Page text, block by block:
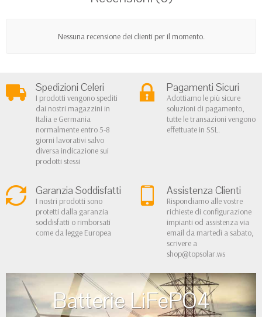
Nessuna recensione dei clienti per il momento.
Spedizioni Celeri
I prodotti vengono spediti
dai nostri magazzini in
Italia e Germania
normalmente entro 5-8
giorni lavorativi salvo
diversa indicazione sui
prodotti stessi
Pagamenti Sicuri
Adottiamo le più sicure
soluzioni di pagamento,
tutte le transazioni vengono
effettuate in SSL.
Garanzia Soddisfatti
I nostri prodotti sono
protetti dalla garanzia
soddisfatti o rimborsati
come da legge Europea
Assistenza Clienti
Rispondiamo alle vostre
richieste di configurazione
impianti od assistenza via
email da martedì a sabato,
scrivere a
shop@topsolar.ws
Batterie LiFePO4